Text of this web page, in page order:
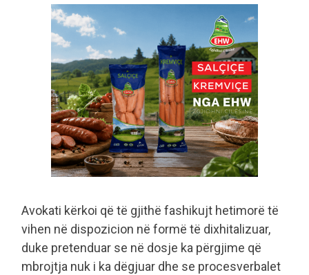
Avokati kërkoi që të gjithë fashikujt hetimorë të
vihen në dispozicion në formë të dixhitalizuar,
duke pretenduar se në dosje ka përgjime që
mbrojtja nuk i ka dëgjuar dhe se procesverbalet